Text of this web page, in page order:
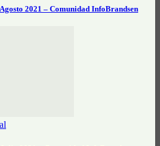
2021 – Comunidad InfoBrandsen